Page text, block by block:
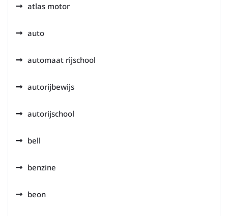
atlas motor
auto
automaat rijschool
autorijbewijs
autorijschool
bell
benzine
beon